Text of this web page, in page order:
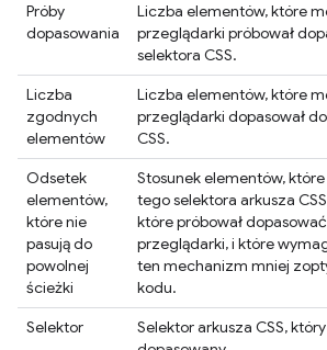
Próby
dopasowania
Liczba elementów, które
przeglądarki próbował
selektora CSS.
Liczba
zgodnych
elementów
Liczba elementów, które
przeglądarki dopasował
CSS.
Odsetek
elementów,
które nie
pasują do
powolnej
ścieżki
Stosunek elementów,
tego selektora arkusza
które próbował
przeglądarki, i które
ten mechanizm mniej
kodu.
Selektor
Selektor arkusza CSS,